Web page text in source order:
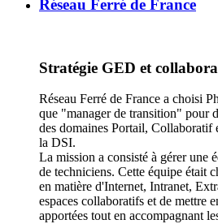
Réseau Ferré de France
Stratégie GED et
Réseau Ferré de France a choisi
que "manager de transition" pour
des domaines Portail, Collaboratif
la DSI.
La mission a consisté à gérer une
de techniciens. Cette équipe était
en matière d'Internet, Intranet,
espaces collaboratifs et de mettre
apportées tout en accompagnant